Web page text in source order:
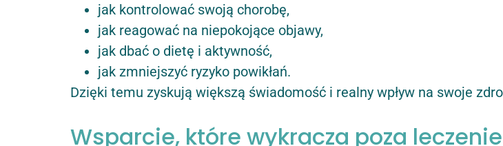
jak kontrolować swoją chorobę,
jak reagować na niepokojące objawy,
jak dbać o dietę i aktywność,
jak zmniejszyć ryzyko powikłań.
Dzięki temu zyskują większą świadomość i realny wpływ na swoje
Wsparcie, które wykracza poza leczenie